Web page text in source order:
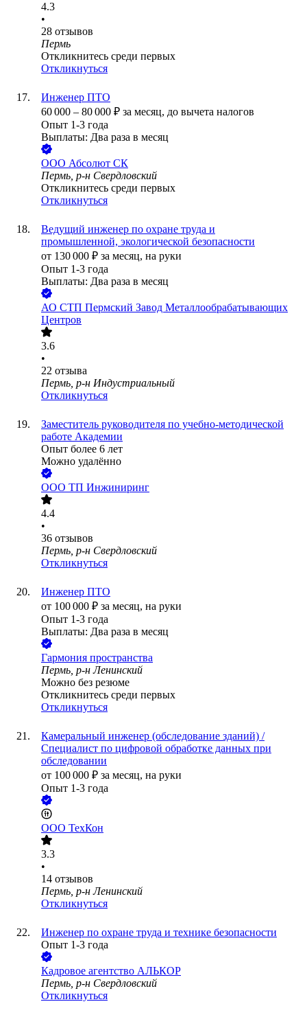
4.3
•
28 отзывов
Пермь
Откликнитесь среди первых
Откликнуться
Инженер ПТО
60 000 – 80 000 ₽ за месяц, до вычета налогов
Опыт 1-3 года
Выплаты: Два раза в месяц
ООО Абсолют СК
Пермь, р-н Свердловский
Откликнитесь среди первых
Откликнуться
Ведущий инженер по охране труда и
промышленной, экологической безопасности
от 130 000 ₽ за месяц, на руки
Опыт 1-3 года
Выплаты: Два раза в месяц
АО СТП Пермский Завод Металлообрабатывающих
Центров
3.6
•
22 отзыва
Пермь, р-н Индустриальный
Откликнуться
Заместитель руководителя по учебно-методической
работе Академии
Опыт более 6 лет
Можно удалённо
ООО ТП Инжиниринг
4.4
•
36 отзывов
Пермь, р-н Свердловский
Откликнуться
Инженер ПТО
от 100 000 ₽ за месяц, на руки
Опыт 1-3 года
Выплаты: Два раза в месяц
Гармония пространства
Пермь, р-н Ленинский
Можно без резюме
Откликнитесь среди первых
Откликнуться
Камеральный инженер (обследование зданий) /
Специалист по цифровой обработке данных при
обследовании
от 100 000 ₽ за месяц, на руки
Опыт 1-3 года
ООО ТехКон
3.3
•
14 отзывов
Пермь, р-н Ленинский
Откликнуться
Инженер по охране труда и технике безопасности
Опыт 1-3 года
Кадровое агентство АЛЬКОР
Пермь, р-н Свердловский
Откликнуться